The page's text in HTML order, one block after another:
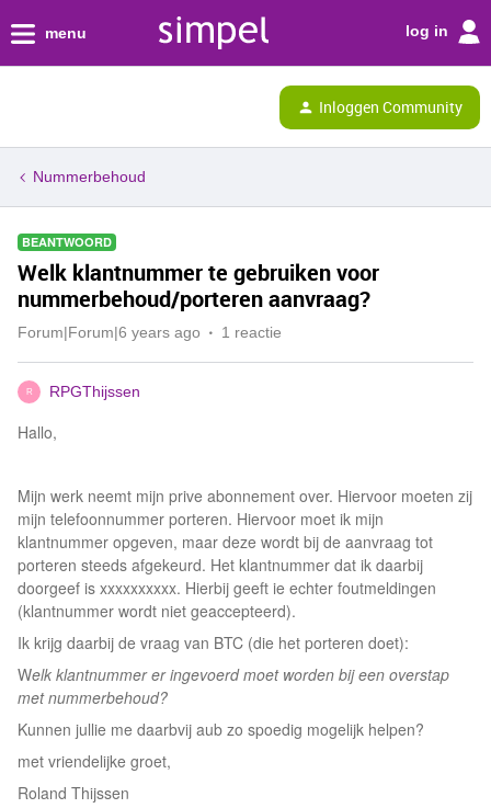
menu log in
Inloggen Community
Nummerbehoud
BEANTWOORD
Welk klantnummer te gebruiken voor
nummerbehoud/porteren aanvraag?
Forum|Forum|6 years ago 1 reactie
R RPGThijssen
Hallo,
Mijn werk neemt mijn prive abonnement over. Hiervoor moeten zij
mijn telefoonnummer porteren. Hiervoor moet ik mijn
klantnummer opgeven, maar deze wordt bij de aanvraag tot
porteren steeds afgekeurd. Het klantnummer dat ik daarbij
doorgeef is xxxxxxxxxx. Hierbij geeft ie echter foutmeldingen
(klantnummer wordt niet geaccepteerd).
Ik krijg daarbij de vraag van BTC (die het porteren doet):
Welk klantnummer er ingevoerd moet worden bij een overstap
met nummerbehoud?
Kunnen jullie me daarbvij aub zo spoedig mogelijk helpen?
met vriendelijke groet,
Roland Thijssen